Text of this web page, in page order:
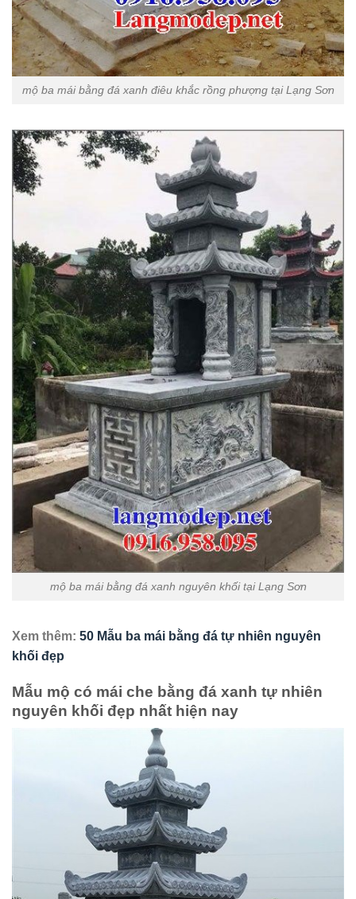
mộ ba mái bằng đá xanh điêu khắc rồng phượng tại Lạng Sơn
mộ ba mái bằng đá xanh nguyên khối tại Lạng Sơn
Xem thêm: 50 Mẫu ba mái bằng đá tự nhiên nguyên
khối đẹp
Mẫu mộ có mái che bằng đá xanh tự nhiên
nguyên khối đẹp nhất hiện nay